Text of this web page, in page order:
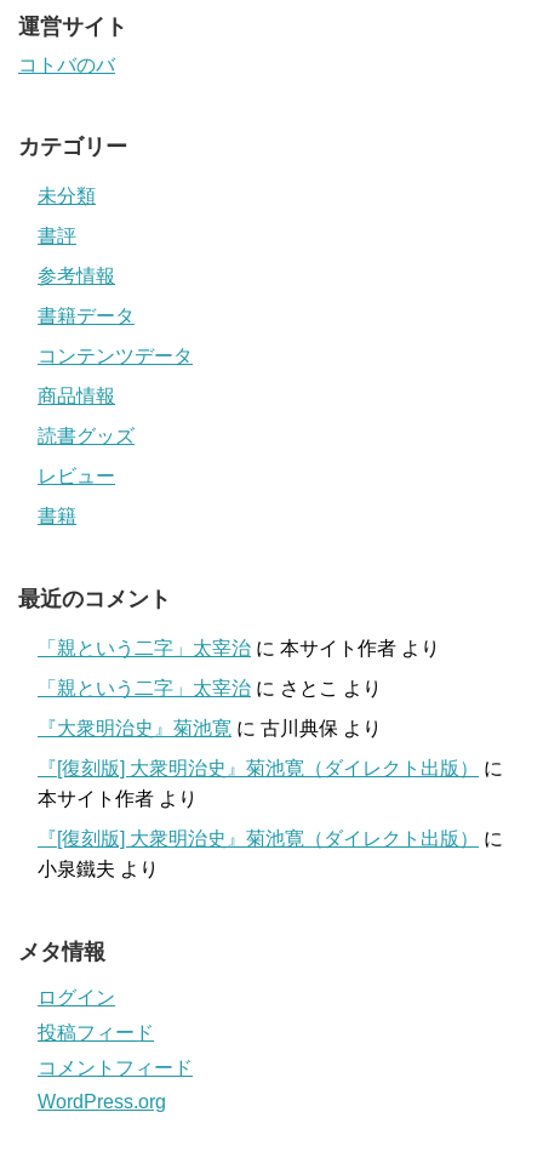
運営サイト
コトバのバ
カテゴリー
未分類
書評
参考情報
書籍データ
コンテンツデータ
商品情報
読書グッズ
レビュー
書籍
最近のコメント
「親という二字」太宰治 に 本サイト作者 より
「親という二字」太宰治 に さとこ より
『大衆明治史』菊池寛 に 古川典保 より
『[復刻版] 大衆明治史』菊池寛（ダイレクト出版）
に
本サイト作者 より
『[復刻版] 大衆明治史』菊池寛（ダイレクト出版）
に
小泉鐵夫 より
メタ情報
ログイン
投稿フィード
コメントフィード
WordPress.org